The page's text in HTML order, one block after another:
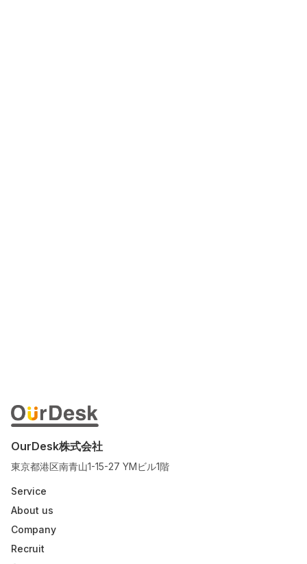
OurDesk株式会社
東京都港区南青山1-15-27 YMビル1階
Service
About us
Company
Recruit